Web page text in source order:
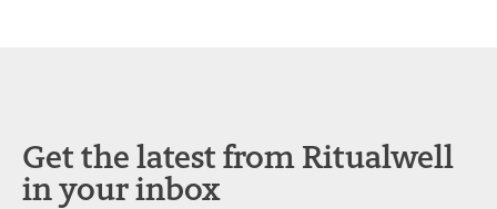
Get the latest from Ritualwell
in your inbox